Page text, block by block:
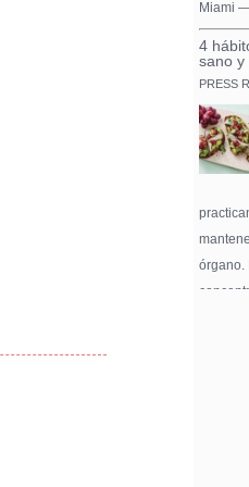
Miami
4
sano y
PRESS
órgano.